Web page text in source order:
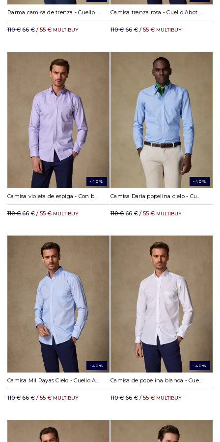
Parma camisa de trenza - Cuello Abotonado
110 € 66 € / 55 € MULTIBUY
Camisa trenza rosa - Cuello Abotonado
110 € 66 € / 55 € MULTIBUY
-40%
Camisa violeta de espiga - Con botonos
110 € 66 € / 55 € MULTIBUY
-40%
Camisa Daria popelina cielo - Cuello Abotonado
110 € 66 € / 55 € MULTIBUY
-40%
110 € 66 € / 55 € MULTIBUY
-40%
Camisa de popelina blanca - Cuello Abotonado
110 € 66 € / 55 € MULTIBUY